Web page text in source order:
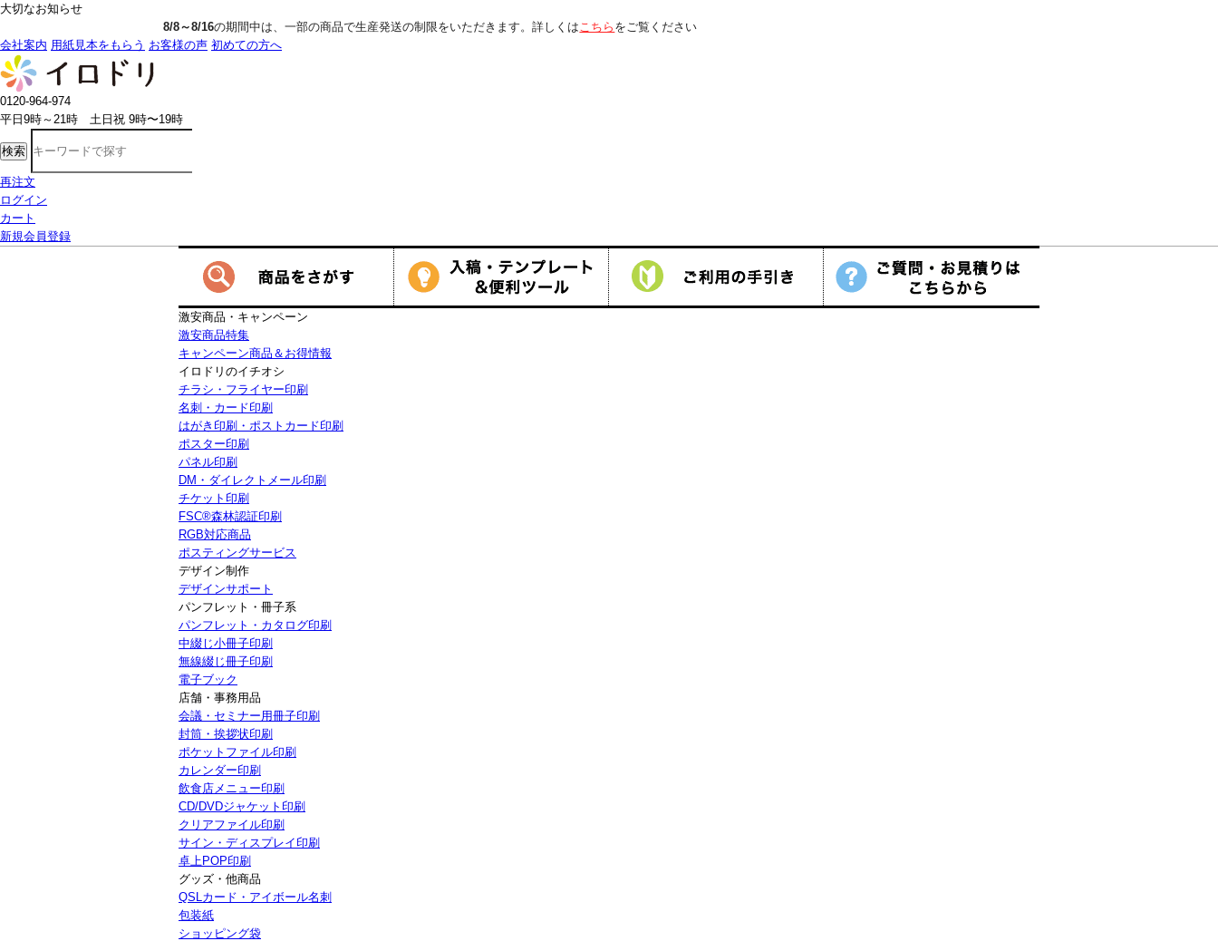
大切なお知らせ
の期間中は、一部の商品で生産発送の制限をいただきます。詳しくはこちらをご覧ください
会社案内 用紙見本をもらう お客様の声 初めての方へ
0120-964-974
平日9時～21時 土日祝 9時〜19時
検索
再注文
ログイン
カート
新規会員登録
激安商品・キャンペーン
激安商品特集
キャンペーン商品＆お得情報
イロドリのイチオシ
チラシ・フライヤー印刷
名刺・カード印刷
はがき印刷・ポストカード印刷
ポスター印刷
パネル印刷
DM・ダイレクトメール印刷
チケット印刷
FSC®森林認証印刷
RGB対応商品
ポスティングサービス
デザイン制作
デザインサポート
パンフレット・冊子系
パンフレット・カタログ印刷
中綴じ小冊子印刷
無線綴じ冊子印刷
電子ブック
店舗・事務用品
会議・セミナー用冊子印刷
封筒・挨拶状印刷
ポケットファイル印刷
カレンダー印刷
飲食店メニュー印刷
CD/DVDジャケット印刷
クリアファイル印刷
サイン・ディスプレイ印刷
卓上POP印刷
グッズ・他商品
QSLカード・アイボール名刺
包装紙
ショッピング袋